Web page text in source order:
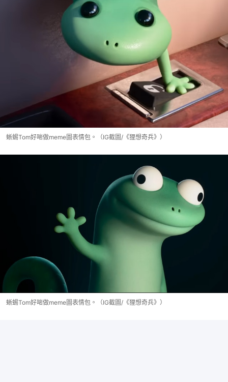
蜥蜴Tom好啱做meme圖表情包。（IG截圖/《狸想奇兵》）
蜥蜴Tom好啱做meme圖表情包。（IG截圖/《狸想奇兵》）